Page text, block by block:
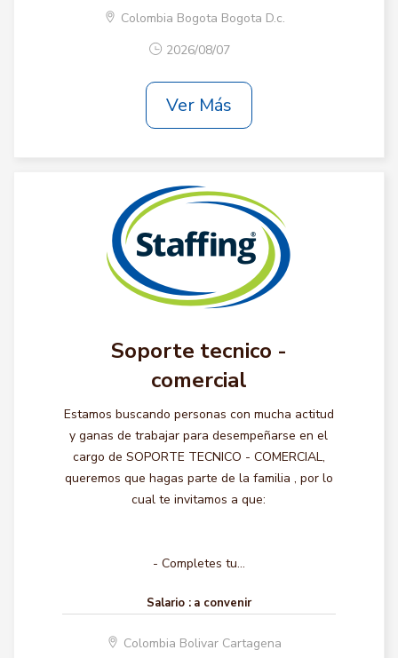
Colombia Bogota Bogota D.c.
2026/08/07
Ver Más
Soporte tecnico -
comercial
Estamos buscando personas con mucha actitud
y ganas de trabajar para desempeñarse en el
cargo de SOPORTE TECNICO - COMERCIAL,
queremos que hagas parte de la familia , por lo
cual te invitamos a que:
- Completes tu...
Salario : a convenir
Colombia Bolivar Cartagena